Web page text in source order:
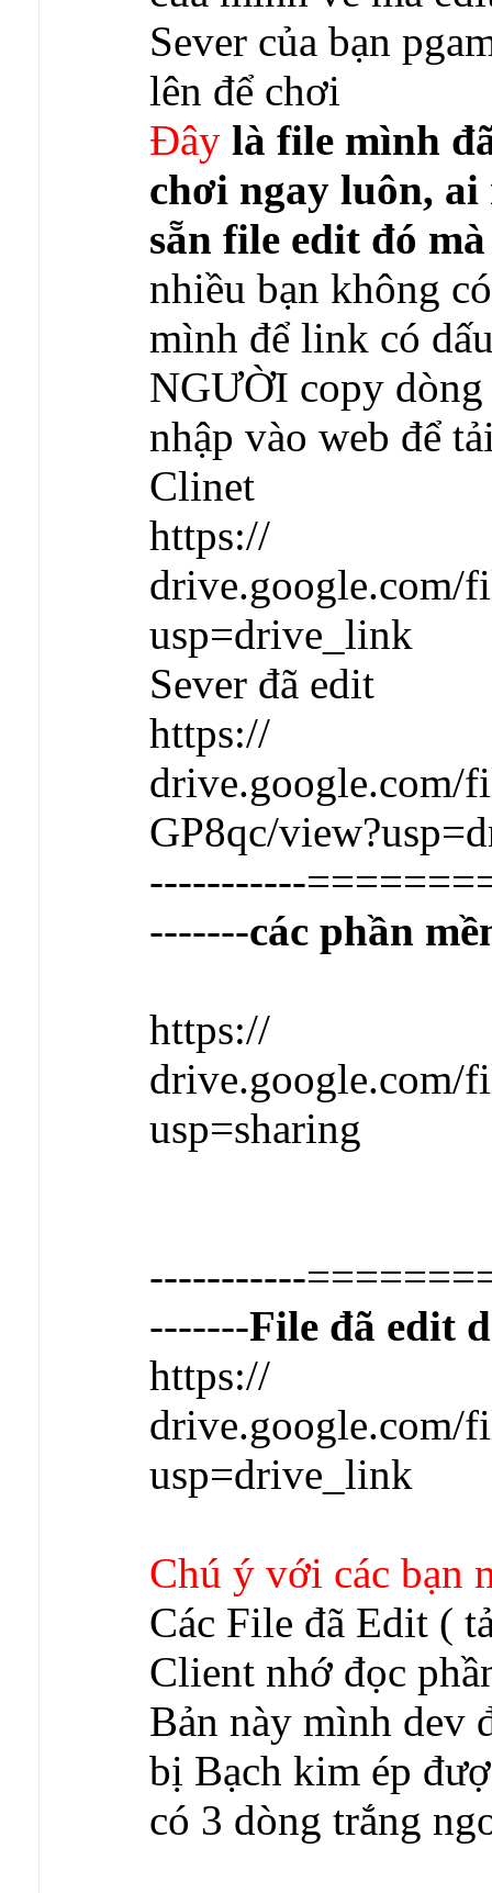
Sever của bạn
lên để chơi
Đây là file mình
chơi ngay luôn,
sẵn file edit đó
nhiều bạn không
mình để link có
NGƯỜI copy
nhập vào web để
Clinet
https://
drive.google.com/
usp=drive_link
Sever đã edit
https://
drive.google.com/
GP8qc/
-----------
-------các phần
https://
drive.google.com/
usp=sharing
-----------
-------File đã edit
https://
drive.google.com/
usp=drive_link
Chú ý với các bạn
Các File đã Edit (
Client nhớ đọc
Bản này mình dev
bị Bạch kim ép
có 3 dòng trắng